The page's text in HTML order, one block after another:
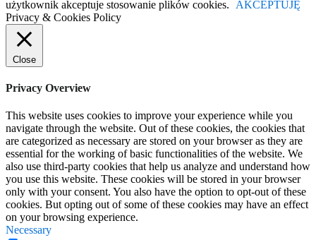
użytkownik akceptuje stosowanie plików cookies.
AKCEPTUJĘ
Privacy & Cookies Policy
Close
Privacy Overview
This website uses cookies to improve your experience while you
navigate through the website. Out of these cookies, the cookies that
are categorized as necessary are stored on your browser as they are
essential for the working of basic functionalities of the website. We
also use third-party cookies that help us analyze and understand how
you use this website. These cookies will be stored in your browser
only with your consent. You also have the option to opt-out of these
cookies. But opting out of some of these cookies may have an effect
on your browsing experience.
Necessary